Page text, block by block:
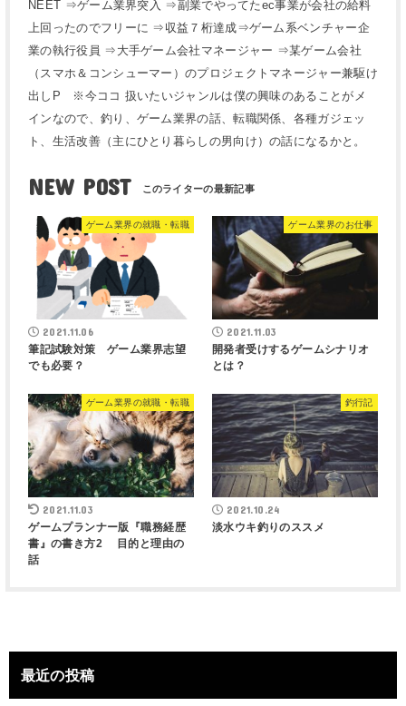
NEET ⇒ゲーム業界突入 ⇒副業でやってたec事業が会社の給料
上回ったのでフリーに ⇒収益７桁達成⇒ゲーム系ベンチャー企
業の執行役員 ⇒大手ゲーム会社マネージャー ⇒某ゲーム会社
（スマホ＆コンシューマー）のプロジェクトマネージャー兼駆け
出しP ※今ココ 扱いたいジャンルは僕の興味のあることがメ
インなので、釣り、ゲーム業界の話、転職関係、各種ガジェッ
ト、生活改善（主にひとり暮らしの男向け）の話になるかと。
NEW POST
ゲーム業界の就職・転職
2021.11.06
筆記試験対策 ゲーム業界志望
でも必要？
ゲーム業界のお仕事
2021.11.03
開発者受けするゲームシナリオ
とは？
ゲーム業界の就職・転職
2021.11.03
ゲームプランナー版『職務経歴
書』の書き方2 目的と理由の
話
釣行記
2021.10.24
淡水ウキ釣りのススメ
最近の投稿